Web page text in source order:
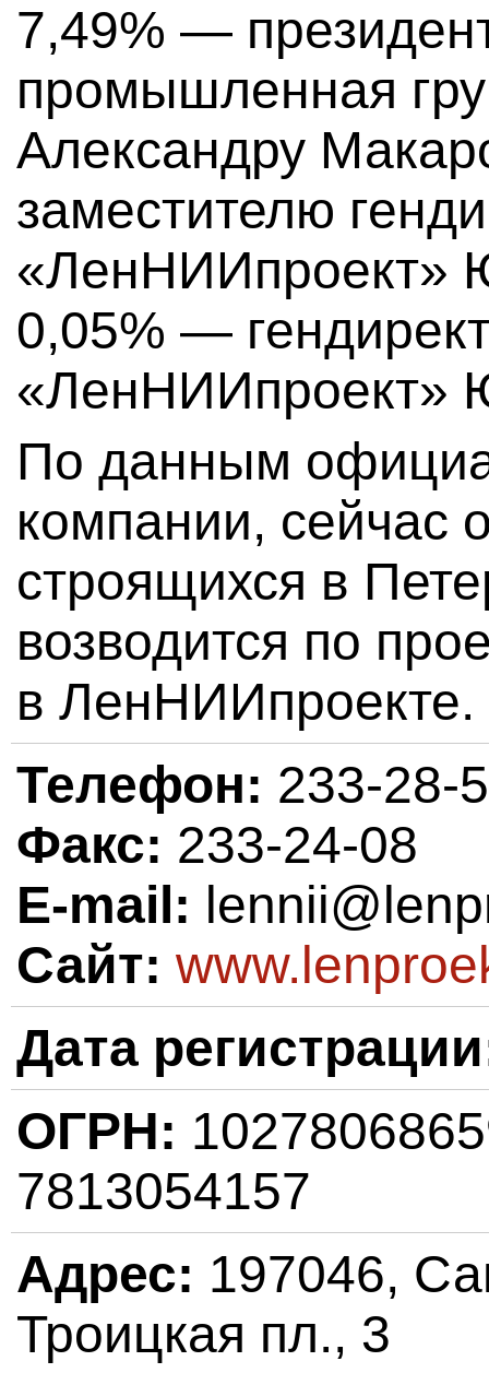
7,49% —
промышленная
Александру
заместителю
«ЛенНИИпроект»
0,05% —
«ЛенНИИпроект»
По данным
компании, сейчас
строящихся в
возводится по
в ЛенНИИпроекте.
Телефон: 233-28-
Факс: 233-24-08
E-mail:
Сайт:
Дата
ОГРН:
7813054157
Адрес: 197046,
Троицкая пл., 3